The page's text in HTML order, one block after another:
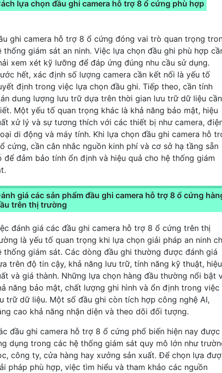
lựa chọn đầu ghi camera hỗ trợ 8 ổ cứng phù hợp
ghi camera hỗ trợ 8 ổ cứng đóng vai trò quan trọng
thống giám sát an ninh. Việc lựa chọn đầu ghi phù hợp
xem xét kỹ lưỡng để đáp ứng đúng nhu cầu sử dụng.
hết, xác định số lượng camera cần kết nối là yếu tố
định trong việc lựa chọn đầu ghi. Tiếp theo, cần tính
dung lượng lưu trữ dựa trên thời gian lưu trữ dữ liệu cần
Một yếu tố quan trọng khác là khả năng bảo mật, hiệu
xử lý và sự tương thích với các thiết bị như camera,
di động và máy tính. Khi lựa chọn đầu ghi camera hỗ
cứng, cần cân nhắc nguồn kinh phí và cơ sở hạ tầng sẵn
để đảm bảo tính ổn định và hiệu quả cho hệ thống giám
giá các sản phẩm đầu ghi camera hỗ trợ 8 ổ cứng
trên thị trường
đánh giá các đầu ghi camera hỗ trợ 8 ổ cứng trên thị
là yếu tố quan trọng khi lựa chọn giải pháp an ninh
thống giám sát. Các dòng đầu ghi thường được đánh giá
trên độ tin cậy, khả năng lưu trữ, tính năng kỹ thuật, hiệu
và giá thành. Những lựa chọn hàng đầu thường nổi bật
năng bảo mật, chất lượng ghi hình và ổn định trong việc
trữ dữ liệu. Một số đầu ghi còn tích hợp công nghệ AI,
cao khả năng nhận diện và theo dõi đối tượng.
đầu ghi camera hỗ trợ 8 ổ cứng phổ biến hiện nay được
dụng trong các hệ thống giám sát quy mô lớn như
công ty, cửa hàng hay xưởng sản xuất. Để chọn lựa
pháp phù hợp, việc tìm hiểu và tham khảo các nguồn